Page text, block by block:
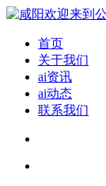
首页
关于我们
ai资讯
ai动态
联系我们